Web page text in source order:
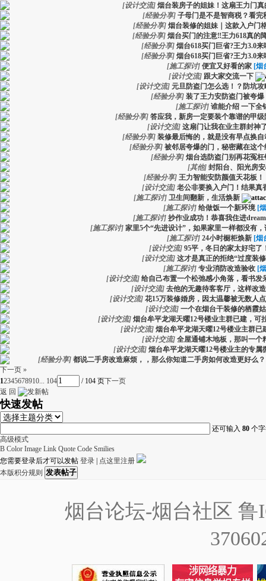
[设计交流] 烟台装房子的姐妹！这扇王力门真
[经验分享] 子母门是不是智商税？看完
[经验分享] 烟台装修的姐妹｜这款入户门
[经验分享] 烟台买门的注意‼️王力618真的
[经验分享] 烟台618买门巨省?王力3.0来
[经验分享] 烟台618买门巨省?王力3.0来
[施工探讨] 便宜又好看的家 [烟
[设计交流] 跟大家交流一下
[设计交流] 元旦防盗门怎么选！？防坑攻
[经验分享] 装了王力安防盗门被夸爆
[施工探讨] 谁能介绍 一下全
[经验分享] 答应我，新房一定要装个靠谱的甲
[设计交流] 这扇门让我在业主群封神
[经验分享] 装修最后悔的，就是没有早点换自
[经验分享] 被邻居夸爆的门，秘密藏在这个
[经验分享] 烟台选防盗门别再花冤枉
[其他] 封阳台、阳光房
[经验分享] 王力智能安防颜值天花板！
[设计交流] 老公非要换入户门！结果真
[施工探讨] 卫生间翻新，生活焕新
[施工探讨] 给做饭一个新环境 [
[施工探讨] 抄作业成功！恭喜我住进dream
[施工探讨] 家里5个“先进设计”，如果家里一样都没有
[施工探讨] 24小时橱柜焕新 [烟
[设计交流] 95平，冬日的家太好宅了
[设计交流] 这才是真正的拒绝“过度装
[施工探讨] 专业消防改造验收 [
[设计交流] 给自己布置一个松弛感小角落，看书发
[设计交流] 去他的无趣待客客厅，这样改
[设计交流] 花15万装修婚房，因太温馨被无数人
[设计交流] 一个在烟台干装修的栖霞
[设计交流] 烟台牟平龙湖天曜12号楼业主群已建，可
[设计交流] 烟台牟平龙湖天曜12号楼业主群已
[设计交流] 全屋通铺木地板，那叫一个
[设计交流] 烟台牟平龙湖天曜12号楼业主的专属
[经验分享] 都说二手房改造麻烦，，那么你知道二手房如何改造更好么？
下一页 »
12345678910... 104 / 104 页下一页
返 回
快速发帖
还可输入 80 个
高级模式
B Color Image Link Quote Code Smilies
您需要登录后才可以发帖 登录
点这里注册
本版积分规则 发表帖子
烟台论坛-烟台社区 鲁